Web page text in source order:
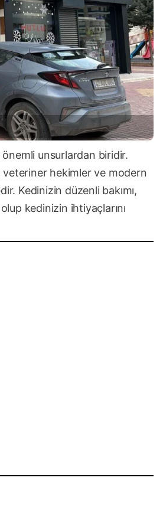
unsurlardan biridir.
veteriner hekimler ve modern
Kedinizin düzenli bakımı,
kedinizin ihtiyaçlarını